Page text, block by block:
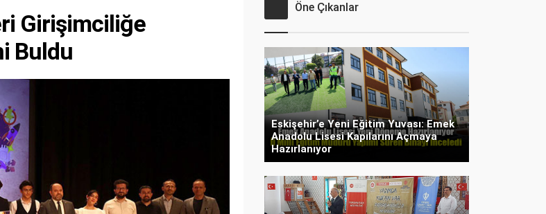
Girişimciliğe
Buldu
Öne Çıkanlar
Eskişehir’e Yeni Eğitim Yuvası: Emek
Anadolu Lisesi Kapılarını Açmaya
Hazırlanıyor